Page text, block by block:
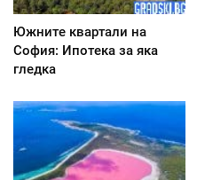
Южните квартали на
София: Ипотека за яка
гледка